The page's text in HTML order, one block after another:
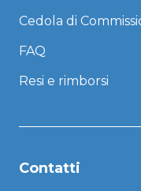
Cedola di
FAQ
Resi e rimborsi
Contatti